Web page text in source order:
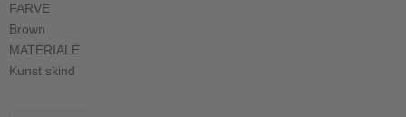
FARVE
Brown
MATERIALE
Kunst skind